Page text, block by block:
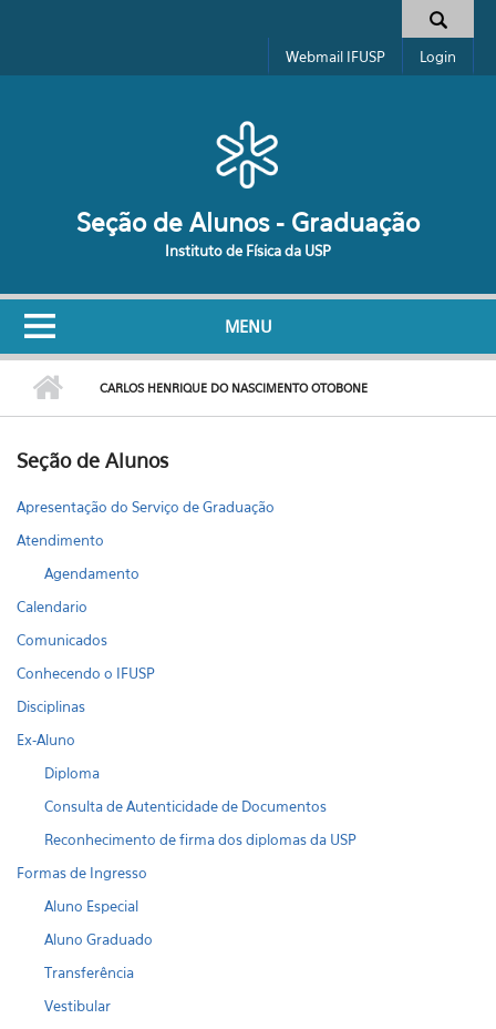
Formulário de busca
Webmail IFUSP Login
Seção de Alunos - Graduação
Instituto de Física da USP
MENU
CARLOS HENRIQUE DO NASCIMENTO OTOBONE
Seção de Alunos
Apresentação do Serviço de Graduação
Atendimento
Agendamento
Calendario
Comunicados
Conhecendo o IFUSP
Disciplinas
Ex-Aluno
Diploma
Consulta de Autenticidade de Documentos
Reconhecimento de firma dos diplomas da USP
Formas de Ingresso
Aluno Especial
Aluno Graduado
Transferência
Vestibular